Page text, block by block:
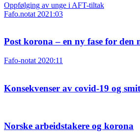
Oppfølging av unge i AFT-tiltak
Fafo.notat 2021:03
Post korona – en ny fase for den
Fafo-notat 2020:11
Konsekvenser av covid-19 og
Norske arbeidstakere og korona